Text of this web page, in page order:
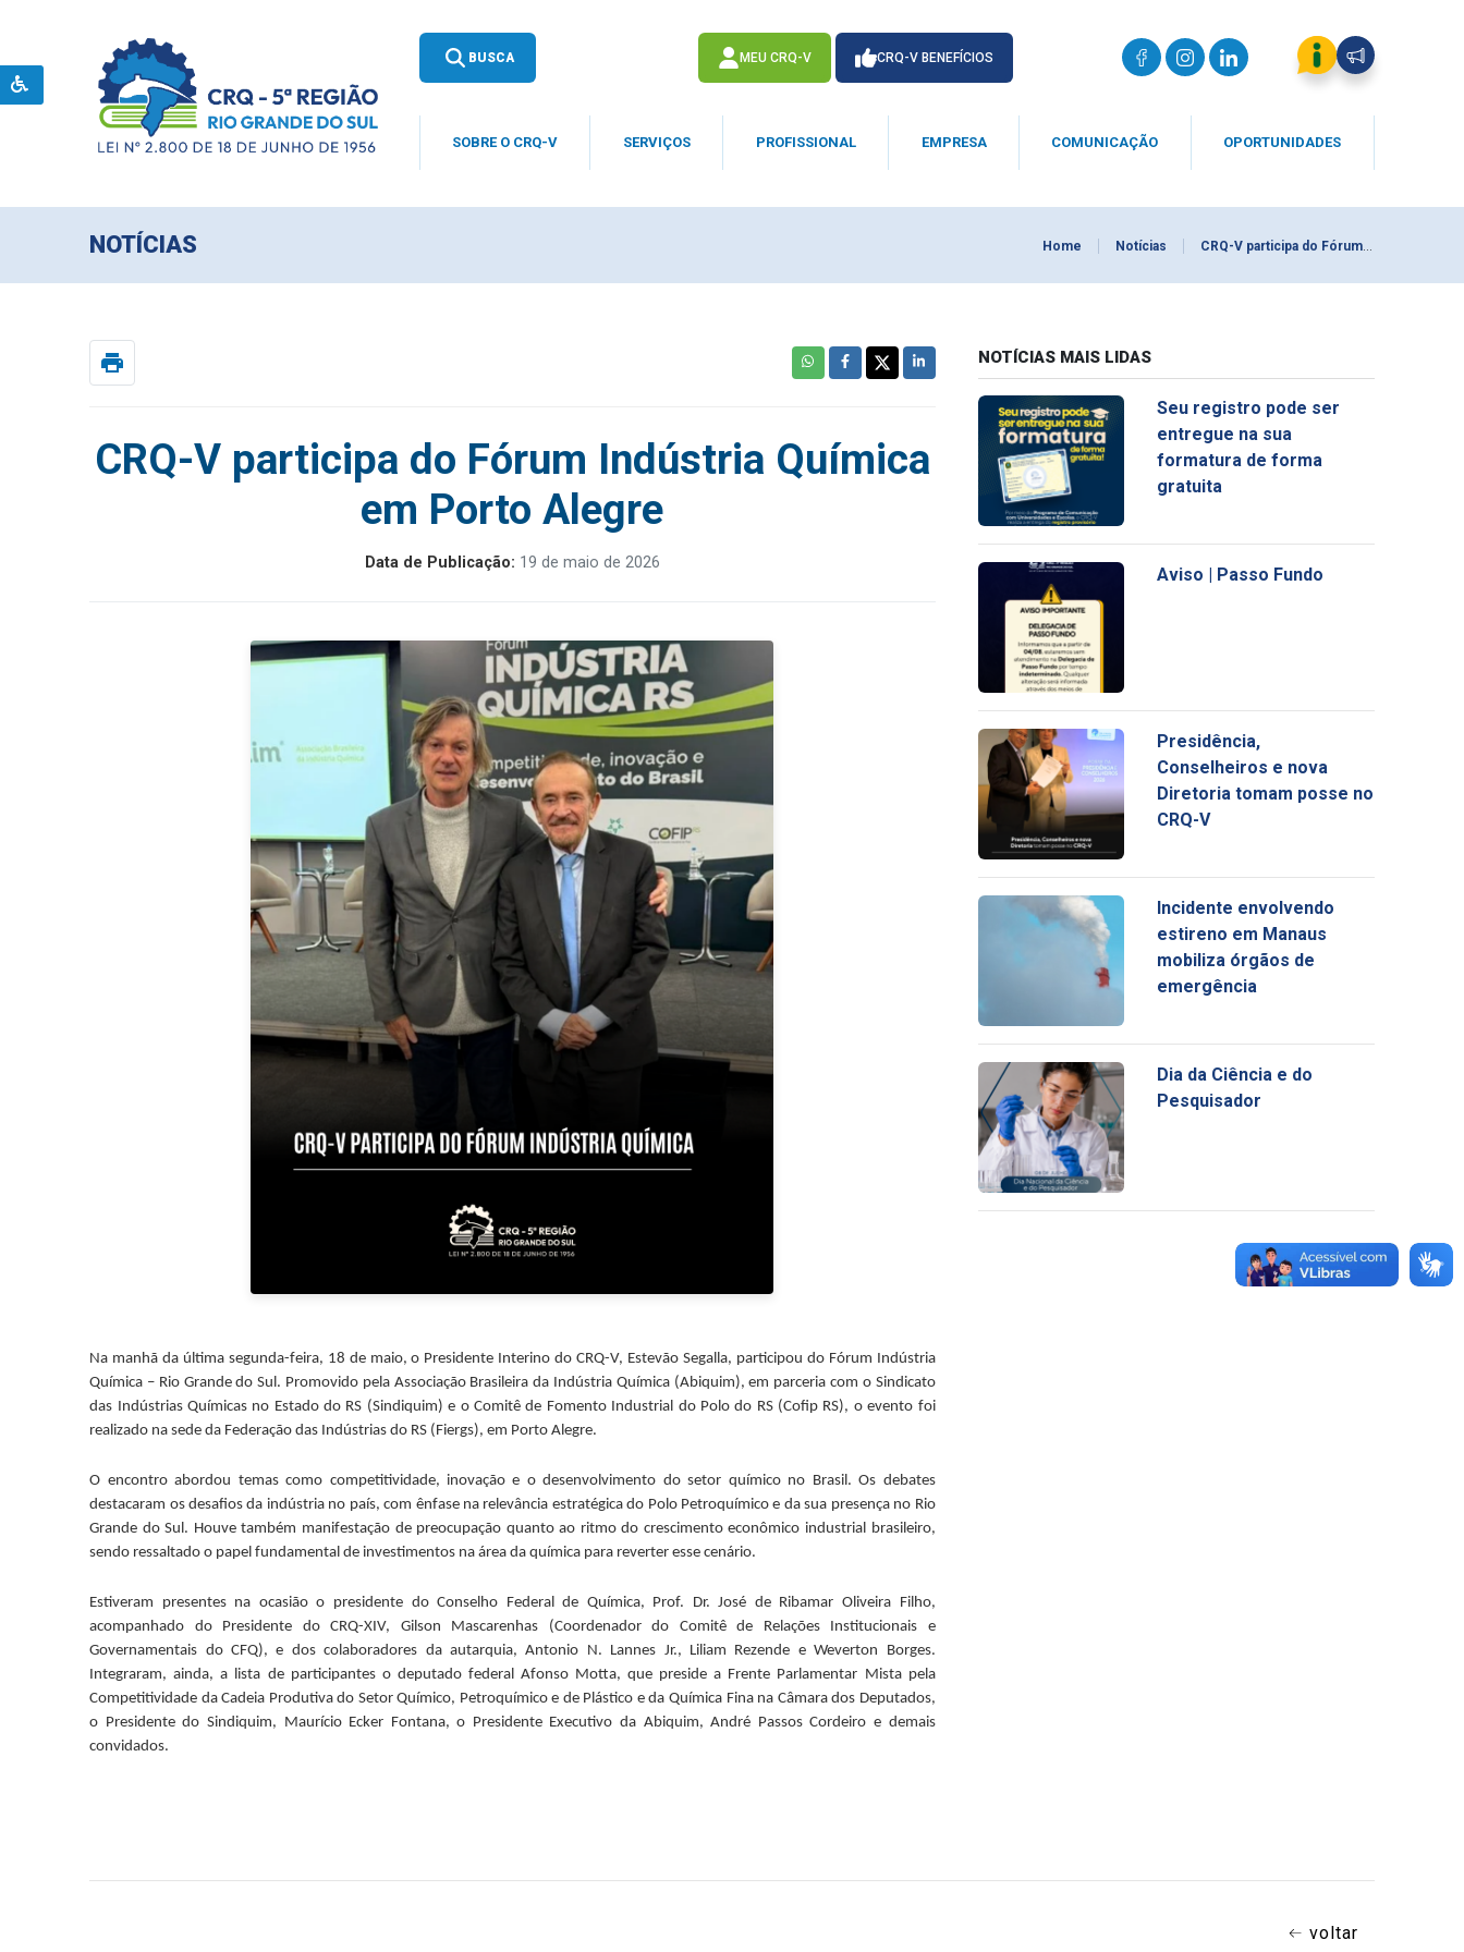
BUSCA MEU CRQ-V CRQ-V BENEFÍCIOS
SOBRE O CRQ-V SERVIÇOS PROFISSIONAL EMPRESA COMUNICAÇÃO OPORTUNIDADES
NOTÍCIAS Home Notícias CRQ-V participa do Fórum Indústria Química em Porto Alegre
print
CRQ-V participa do Fórum Indústria Química
em Porto Alegre
Data de Publicação: 19 de maio de 2026
Na manhã da última segunda-feira, 18 de maio, o Presidente Interino do CRQ-V, Estevão Segalla, participou do Fórum Indústria
Química – Rio Grande do Sul. Promovido pela Associação Brasileira da Indústria Química (Abiquim), em parceria com o Sindicato
das Indústrias Químicas no Estado do RS (Sindiquim) e o Comitê de Fomento Industrial do Polo do RS (Cofip RS), o evento foi
realizado na sede da Federação das Indústrias do RS (Fiergs), em Porto Alegre.
O encontro abordou temas como competitividade, inovação e o desenvolvimento do setor químico no Brasil. Os debates
destacaram os desafios da indústria no país, com ênfase na relevância estratégica do Polo Petroquímico e da sua presença no Rio
Grande do Sul. Houve também manifestação de preocupação quanto ao ritmo do crescimento econômico industrial brasileiro,
sendo ressaltado o papel fundamental de investimentos na área da química para reverter esse cenário.
Estiveram presentes na ocasião o presidente do Conselho Federal de Química, Prof. Dr. José de Ribamar Oliveira Filho,
acompanhado do Presidente do CRQ-XIV, Gilson Mascarenhas (Coordenador do Comitê de Relações Institucionais e
Governamentais do CFQ), e dos colaboradores da autarquia, Antonio N. Lannes Jr., Liliam Rezende e Weverton Borges.
Integraram, ainda, a lista de participantes o deputado federal Afonso Motta, que preside a Frente Parlamentar Mista pela
Competitividade da Cadeia Produtiva do Setor Químico, Petroquímico e de Plástico e da Química Fina na Câmara dos Deputados,
o Presidente do Sindiquim, Maurício Ecker Fontana, o Presidente Executivo da Abiquim, André Passos Cordeiro e demais
convidados.
NOTÍCIAS MAIS LIDAS
Seu registro pode ser
entregue na sua
formatura de forma
gratuita
Aviso | Passo Fundo
Presidência,
Conselheiros e nova
Diretoria tomam posse no
CRQ-V
Incidente envolvendo
estireno em Manaus
mobiliza órgãos de
emergência
Dia da Ciência e do
Pesquisador
voltar